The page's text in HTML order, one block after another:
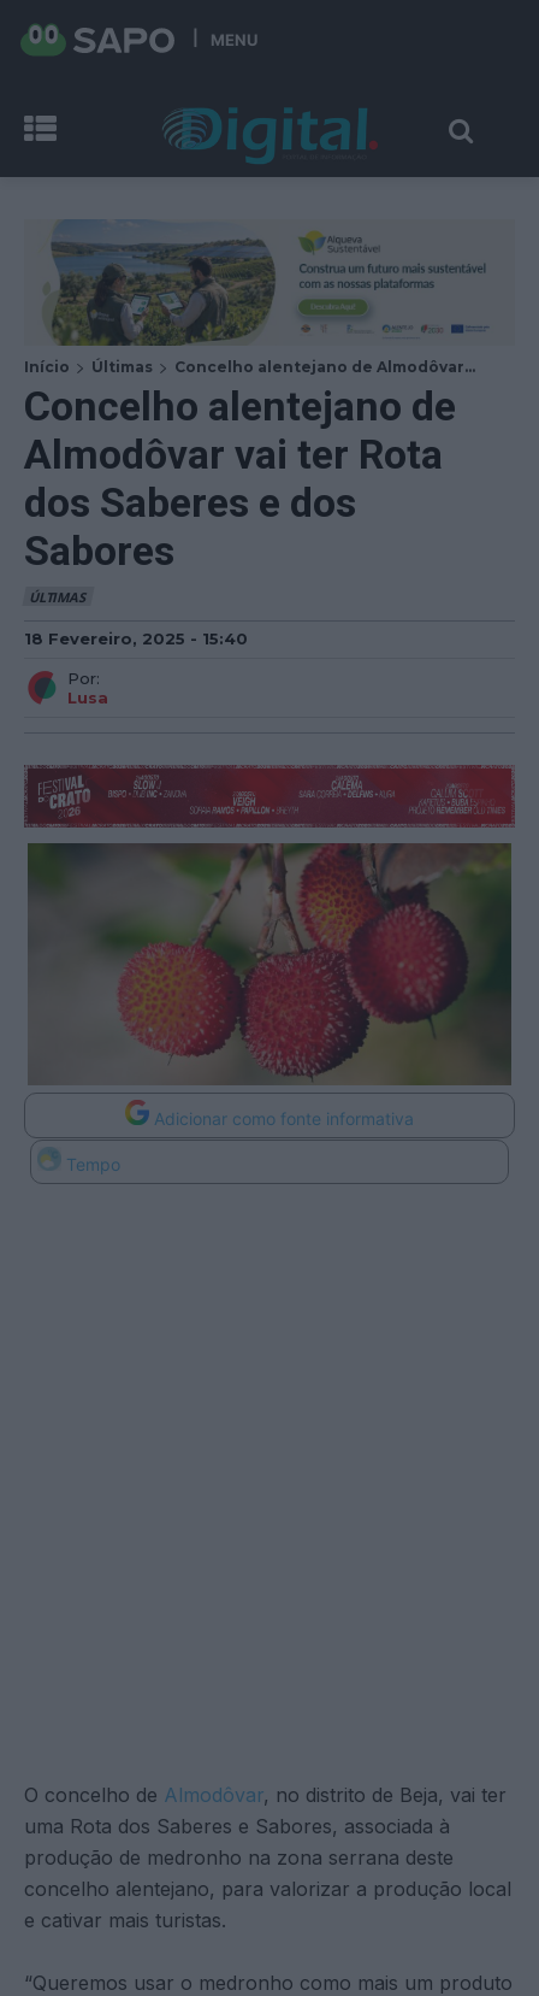
MENU
Início Últimas Concelho alentejano de Almodôvar...
Concelho alentejano de
Almodôvar vai ter Rota
dos Saberes e dos
Sabores
ÚLTIMAS
18 Fevereiro, 2025 - 15:40
Por:
Lusa
Adicionar como fonte informativa
Tempo
O concelho de Almodôvar, no distrito de Beja, vai ter
uma Rota dos Saberes e Sabores, associada à
produção de medronho na zona serrana deste
concelho alentejano, para valorizar a produção local
e cativar mais turistas.
“Queremos usar o medronho como mais um produto